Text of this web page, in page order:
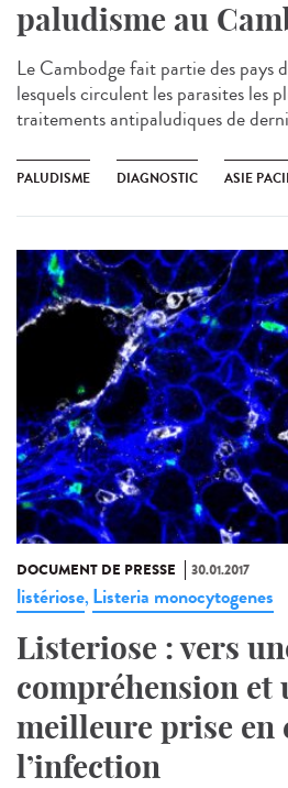
paludisme au
Le Cambodge fait partie des pays
lesquels circulent les parasites les
traitements antipaludiques de
PALUDISME DIAGNOSTIC ASIE
DOCUMENT DE PRESSE 30.01.2017
listériose, Listeria monocytogenes
Listeriose : vers
compréhension et
meilleure prise en
l’infection